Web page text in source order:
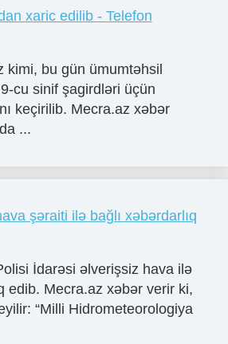
xaric edilib - Telefon
kimi, bu gün ümumtəhsil
cu sinif şagirdləri üçün
keçirilib. Mecra.az xəbər
...
şəraiti ilə bağlı xəbərdarlıq
İdarəsi əlverişsiz hava ilə
edib. Mecra.az xəbər verir ki,
“Milli Hidrometeorologiya